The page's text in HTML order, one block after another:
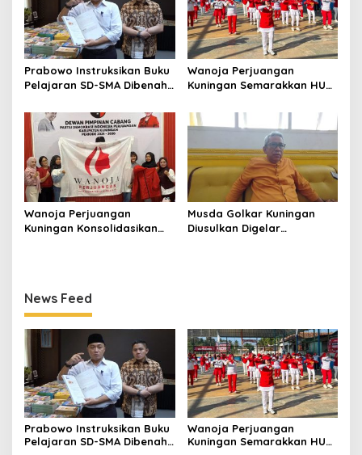
Prabowo Instruksikan Buku
Pelajaran SD-SMA Dibenahi,
sebagai Referensi
Wanoja Perjuangan
Kuningan Semarakkan HUT
Perempuan Harus Sehat
dan Berdaya
Wanoja Perjuangan
Kuningan Konsolidasikan
Musda Golkar Kuningan
Diusulkan Digelar
News Feed
Prabowo Instruksikan Buku
Pelajaran SD-SMA Dibenahi,
Wanoja Perjuangan
Kuningan Semarakkan HUT